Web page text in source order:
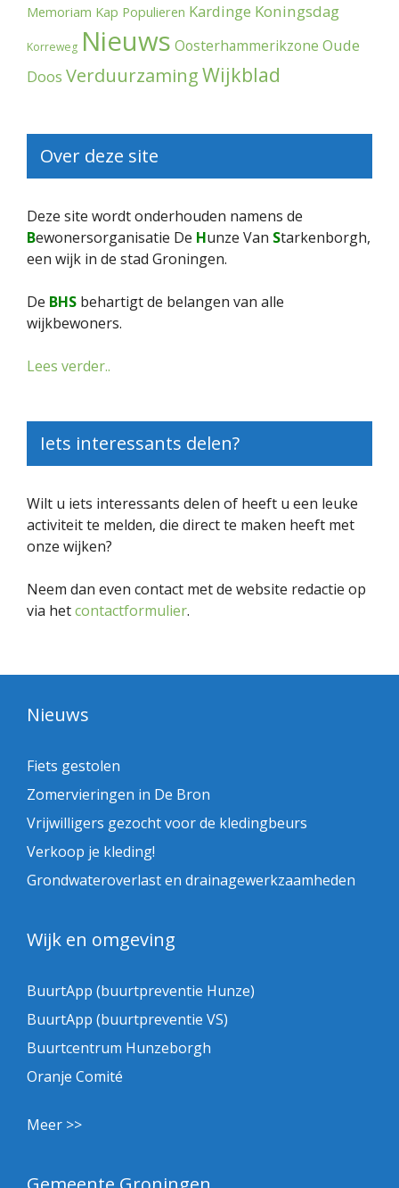
Memoriam Kap Populieren Kardinge Koningsdag
Korreweg Nieuws Oosterhammerikzone Oude
Doos VerduurzamingWijkblad
Over deze site
Deze site wordt onderhouden namens de
Bewonersorganisatie De Hunze Van Starkenborgh,
een wijk in de stad Groningen.
De BHS behartigt de belangen van alle
wijkbewoners.
Lees verder..
Iets interessants delen?
Wilt u iets interessants delen of heeft u een leuke
activiteit te melden, die direct te maken heeft met
onze wijken?
Neem dan even contact met de website redactie op
via hetcontactformulier.
Nieuws
Fiets gestolen
Zomervieringen in De Bron
Vrijwilligers gezocht voor de kledingbeurs
Verkoop je kleding!
Grondwateroverlast en drainagewerkzaamheden
Wijk en omgeving
BuurtApp (buurtpreventie Hunze)
BuurtApp (buurtpreventie VS)
Buurtcentrum Hunzeborgh
Oranje Comité
Meer >>